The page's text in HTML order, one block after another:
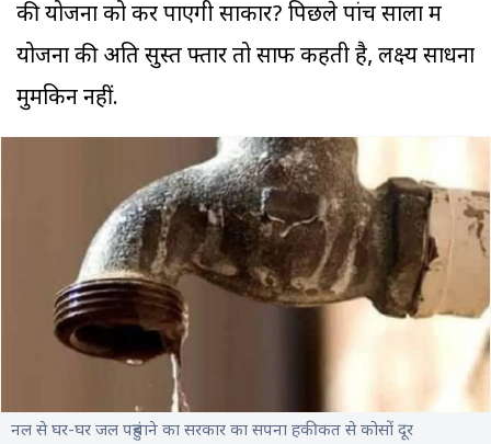
की योजना को कर पाएगी साकार? पिछले पांच सालों में
योजना की अति सुस्त फ्तार तो साफ कहती है, लक्ष्य साधना
मुमकिन नहीं.
नल से घर-घर जल पहुंचाने का सरकार का सपना हकीकत से कोसों दूर